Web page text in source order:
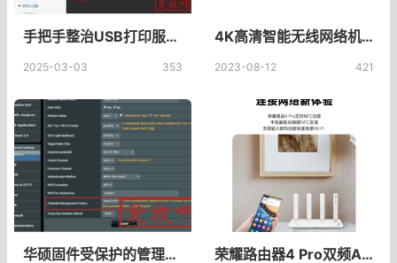
手把手整治USB打印服务器"诈尸"！半夜乱醒太闹心
2025-03-03 353
4K高清智能无线网络机顶盒家用WiFi数字电视盒子移动电信全网通用_鲸威影音旗舰店
2023-08-12 421
华硕固件受保护的管理帧(PMF)是什么？Protected Management Frames(PMF)怎么用 荣耀路由器4 Pro双频AX3000 wifi6券全千兆家用大户型高速无线路由穿墙王5G上网保护_荣耀官方旗舰店